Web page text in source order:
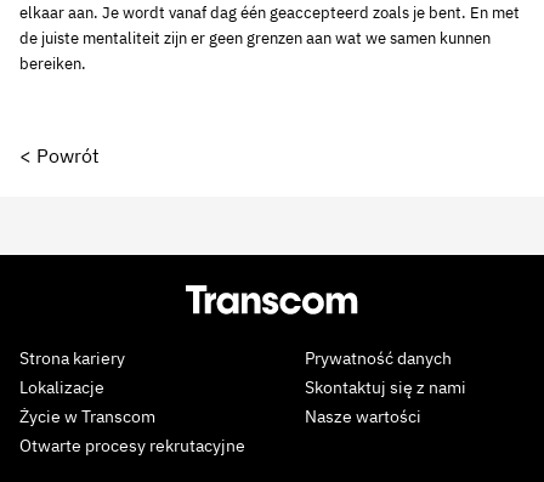
elkaar aan. Je wordt vanaf dag één geaccepteerd zoals je bent. En met
de juiste mentaliteit zijn er geen grenzen aan wat we samen kunnen
bereiken.
< Powrót
Strona kariery
Lokalizacje
Życie w Transcom
Otwarte procesy rekrutacyjne
Prywatność danych
Skontaktuj się z nami
Nasze wartości